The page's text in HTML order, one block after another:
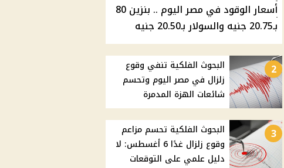
أسعار الوقود في مصر اليوم .. بنزين 80
بـ20.75 جنيه والسولار بـ20.50 جنيه
2
البحوث الفلكية تنفي وقوع
زلزال في مصر اليوم وتحسم
شائعات الهزة المدمرة
3
البحوث الفلكية تحسم مزاعم
وقوع زلزال غدًا 6 أغسطس: لا
دليل علمي على التوقعات